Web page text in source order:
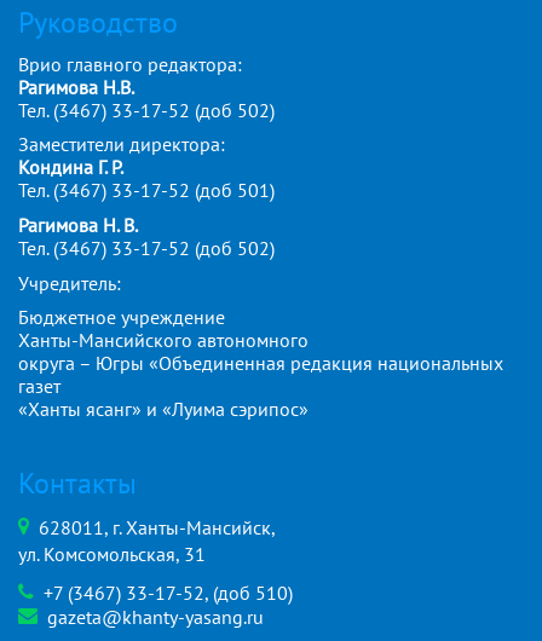
Руководство
Врио главного редактора:
Рагимова Н.В.
Тел. (3467) 33-17-52 (доб 502)
Заместители директора:
Кондина Г. Р.
Тел. (3467) 33-17-52 (доб 501)
Рагимова Н. В.
Тел. (3467) 33-17-52 (доб 502)
Учредитель:
Бюджетное учреждение
Ханты-Мансийского автономного
округа – Югры «Объединенная редакция национальных
газет
«Ханты ясанг» и «Луима сэрипос»
Контакты
628011, г. Ханты-Мансийск,
ул. Комсомольская, 31
+7 (3467) 33-17-52, (доб 510)
gazeta@khanty-yasang.ru